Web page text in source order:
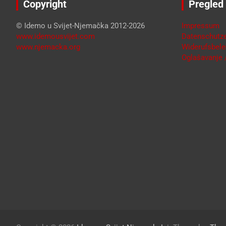
Copyright
© Idemo u Svijet-Njemačka 2012-2026
www.idemousvijet.com
www.njemacka.org
Pregled
Impressum